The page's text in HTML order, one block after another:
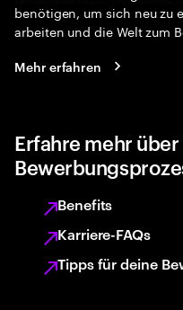
benötigen, um sich neu zu
arbeiten und die Welt zum
Mehr erfahren
Erfahre mehr
Benefits
Karriere-FAQs
Tipps für deine